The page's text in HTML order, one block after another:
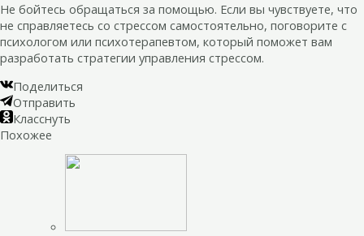
Не бойтесь обращаться за помощью. Если вы чувствуете, что
не справляетесь со стрессом самостоятельно, поговорите с
психологом или психотерапевтом, который поможет вам
разработать стратегии управления стрессом.
Поделиться
Отправить
Класснуть
Похожее